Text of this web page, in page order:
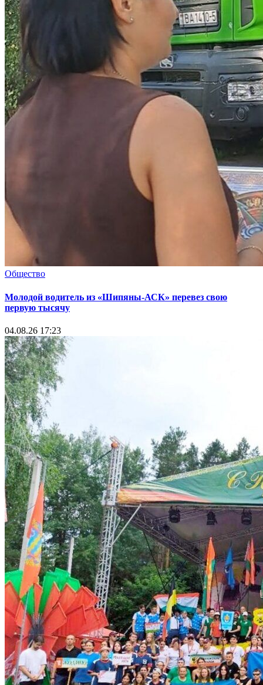
Общество
Молодой водитель из «Шипяны-АСК» перевез свою
первую тысячу
04.08.26 17:23